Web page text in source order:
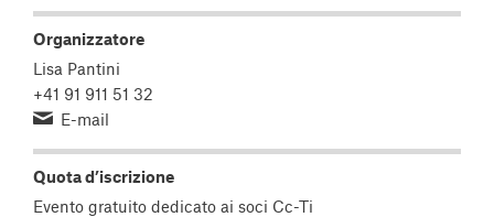
Organizzatore
Lisa Pantini
+41 91 911 51 32
E-mail
Quota d’iscrizione
Evento gratuito dedicato ai soci Cc-Ti